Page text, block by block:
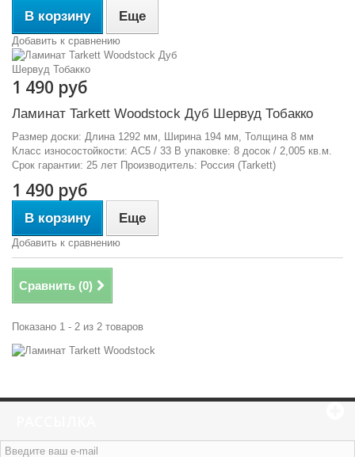
В корзину Еще
Добавить к сравнению
1 490 руб
Ламинат Tarkett Woodstock Дуб Шервуд Тобакко
Размер доски: Длина 1292 мм, Ширина 194 мм, Толщина 8 мм
Класс износостойкости: АС5 / 33 В упаковке: 8 досок / 2,005 кв.м.
Срок гарантии: 25 лет Производитель: Россия (Tarkett)
1 490 руб
В корзину Еще
Добавить к сравнению
Сравнить (0)
Показано 1 - 2 из 2 товаров